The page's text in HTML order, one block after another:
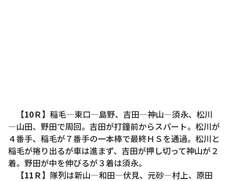
【10Ｒ】稲毛―東口―島野、吉田―神山―須永、松川
―山田、野田で周回。吉田が打鐘前からスパート。松川が
４番手、稲毛が７番手の一本棒で最終ＨＳを通過。松川と
稲毛が捲り出るが車は進まず、吉田が押し切って神山が２
着。野田が中を伸びるが３着は須永。
【11Ｒ】隊列は新山―和田―伏見、元砂―村上、原田